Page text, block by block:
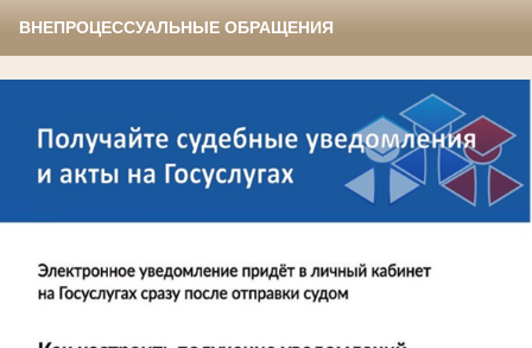
ВНЕПРОЦЕССУАЛЬНЫЕ ОБРАЩЕНИЯ